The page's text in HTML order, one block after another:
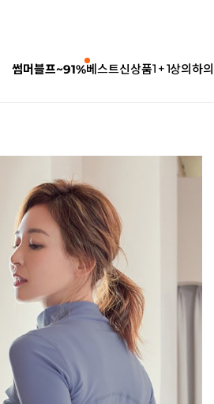
썸머블프~91%베스트신상품1 + 1상의하의